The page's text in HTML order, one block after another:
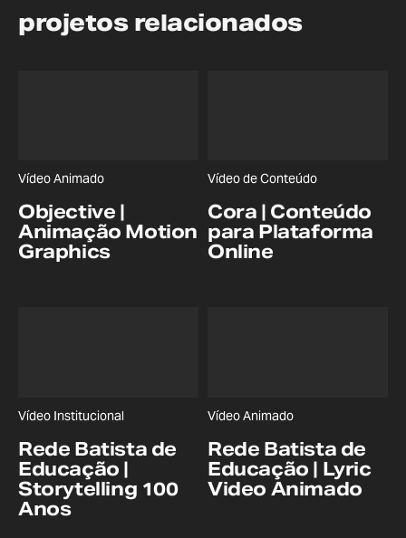
projetos relacionados
Objective |
Animação Motion
Graphics
Vídeo Animado
Cora | Conteúdo
para Plataforma
Online
Vídeo de Conteúdo
Rede Batista de
Educação |
Storytelling 100
Anos
Vídeo Institucional
Rede Batista de
Educação | Lyric
Video Animado
Vídeo Animado